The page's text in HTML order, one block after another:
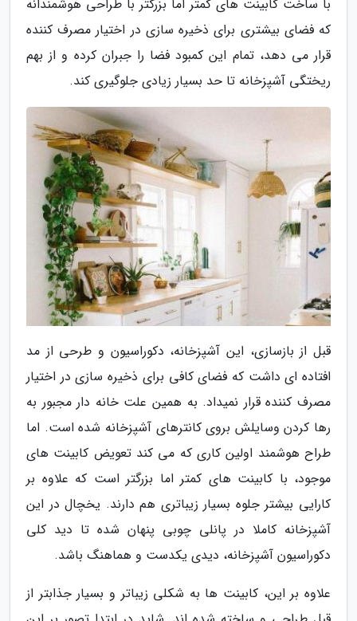
با ساخت کابینت های کمتر اما بزرگتر با طراحی هوشمندانه
که فضای بیشتری برای ذخیره سازی در اختیار مصرف کننده
قرار می دهد، تمام این کمبود فضا را جبران کرده و از بهم
ریختگی آشپزخانه تا حد بسیار زیادی جلوگیری کند.
قبل از بازسازی، این آشپزخانه، دکوراسیون و طرحی از مد
افتاده ای داشت که فضای کافی برای ذخیره سازی در اختیار
مصرف کننده قرار نمیداد. به همین علت خانه دار مجبور به
رها کردن وسایلش بروی کانترهای آشپزخانه شده است. اما
طراح هوشمند اولین کاری که می کند تعویض کابینت های
موجود، با کابینت های کمتر اما بزرگتر است که علاوه بر
کارایی بیشتر جلوه بسیار زیباتری هم دارند. یخچال در این
آشپزخانه کاملا در پانلی چوبی پنهان شده تا دید کلی
دکوراسیون آشپزخانه، دیدی یکدست و هماهنگ باشد.
علاوه بر این، کابینت ها به شکلی زیباتر و بسیار جذابتر از